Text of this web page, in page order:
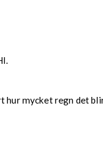
mycket regn det